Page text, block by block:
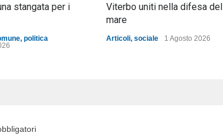
stangata per i
, politica
Viterbo uniti nella difesa del
mare
Articoli, sociale 1 Agosto 2026